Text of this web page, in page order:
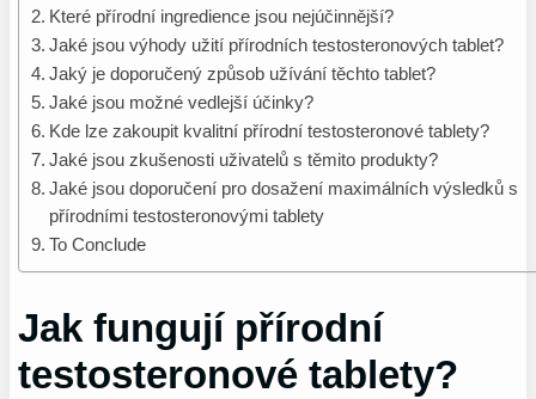
Které přírodní ingredience jsou nejúčinnější?
Jaké jsou výhody užití přírodních testosteronových tablet?
Jaký je doporučený způsob užívání těchto tablet?
Jaké jsou možné vedlejší účinky?
Kde lze zakoupit kvalitní přírodní testosteronové tablety?
Jaké jsou zkušenosti uživatelů s těmito produkty?
Jaké jsou doporučení pro dosažení maximálních výsledků s
přírodními testosteronovými tablety
To Conclude
Jak fungují přírodní
testosteronové tablety?